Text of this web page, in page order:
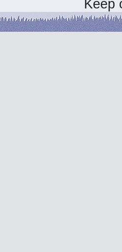
Keep